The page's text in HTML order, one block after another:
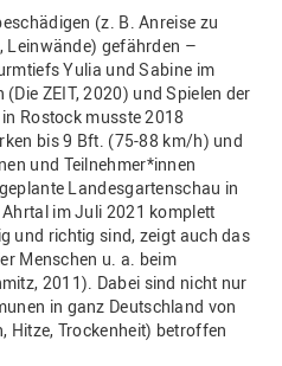
(z. B. Anreise zu
Leinwände) gefährden –
Yulia und Sabine im
ZEIT, 2020) und Spielen der
Rostock musste 2018
bis 9 Bft. (75-88 km/h) und
und Teilnehmer*innen
Landesgartenschau in
im Juli 2021 komplett
und richtig sind, zeigt auch das
Menschen u. a. beim
2011). Dabei sind nicht nur
in ganz Deutschland von
Hitze, Trockenheit) betroffen